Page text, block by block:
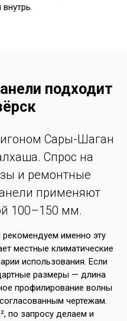
подходит
Сары-Шаган
Спрос на
и ремонтные
применяют
100–150 мм.
именно эту
местные климатические
использования. Если
размеры — длина
профилирование волны
чертежам.
по запросу делаем и